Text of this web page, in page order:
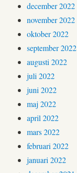
december 2022
november 2022
oktober 2022
september 2022
augusti 2022
juli 2022
juni 2022
maj 2022
april 2022
mars 2022
februari 2022
januari 2022